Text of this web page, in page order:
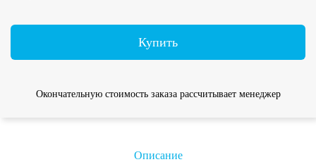
Купить
Окончательную стоимость заказа рассчитывает менеджер
Описание